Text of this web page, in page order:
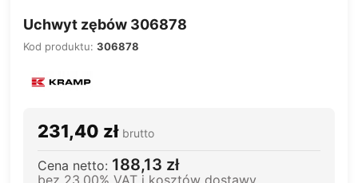
Uchwyt zębów 306878
Kod produktu: 306878
231,40 zł brutto
Cena netto: 188,13 zł
bez 23.00% VAT i kosztów dostawy